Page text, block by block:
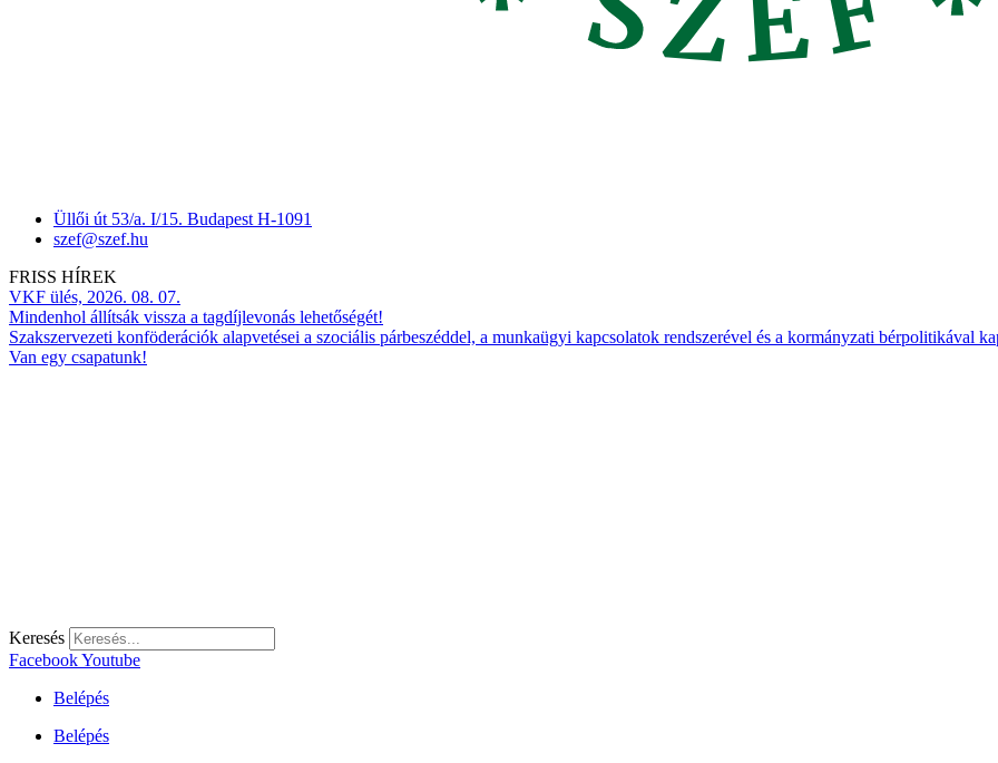
Üllői út 53/a. I/15. Budapest H-1091
szef@szef.hu
FRISS HÍREK
VKF ülés, 2026. 08. 07.
Mindenhol állítsák vissza a tagdíjlevonás lehetőségét!
Szakszervezeti konföderációk alapvetései a szociális párbeszéddel, a munkaügyi kapcsolatok rendszerével és a kormányzati bérpolitikával
Van egy csapatunk!
Keresés
FacebookYoutube
Belépés
Belépés